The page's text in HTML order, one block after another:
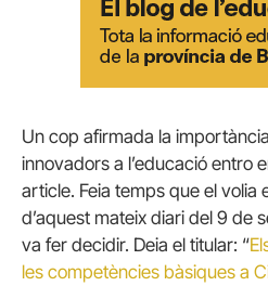
Un cop afirmada la
innovadors a l’educació entro
article. Feia temps que el volia
d’aquest mateix diari del 9 de
va fer decidir. Deia el titular: “
les competències bàsiques a